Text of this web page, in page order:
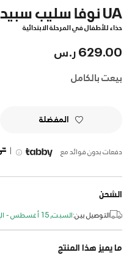
UA نوفا سليب سبيد™
حذاء للأطفال في المرحلة الابتدائية
629.00 ر.س
بيعت بالكامل
المفضلة
دفعات بدون فوائد مع |
الشحن
التوصيل بين:السبت, 15 أغسطس - الإثنين, 17 أغسطس
ما يميز هذا المنتج